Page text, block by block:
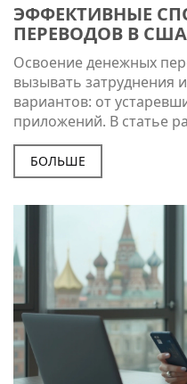
ЭФФЕКТИВНЫЕ
ПЕРЕВОДОВ В
И СОВЕТЫ
Освоение денежных
вызывать затруднения
вариантов: от
приложений. В статье
популярные и надежные
переводов в Америке.
как безопасность,
которые помогут
Читатель сможет
перевода в
БОЛЬШЕ